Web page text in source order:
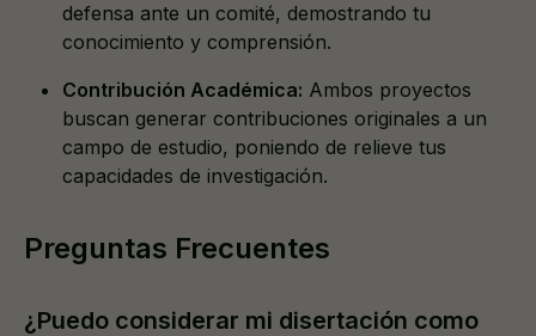
defensa ante un comité, demostrando tu
conocimiento y comprensión.
Contribución Académica: Ambos proyectos
buscan generar contribuciones originales a un
campo de estudio, poniendo de relieve tus
capacidades de investigación.
Preguntas Frecuentes
¿Puedo considerar mi disertación como